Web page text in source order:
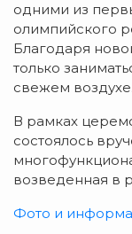
одними из
олимпийского
Благодаря
только
свежем воздухе.
В рамках
состоялось
возведенная в
Фото и